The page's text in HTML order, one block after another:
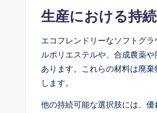
生産における持
エコフレンドリーなソフトグ
ルポリエステルや、合成農薬
あります。これらの材料は廃
します。
他の持続可能な選択肢には、